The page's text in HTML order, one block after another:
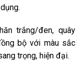
trắng/đen, quây
bộ với màu sắc
trọng, hiện đại.